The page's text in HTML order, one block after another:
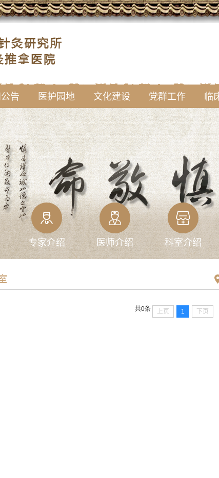
告 医护园地 文化建设 党群工作 临
专家介绍 医师介绍 科室介绍
共0条 上页 1 下页